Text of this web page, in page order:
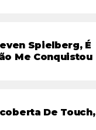
Spielberg, É
Me Conquistou
De Touch,